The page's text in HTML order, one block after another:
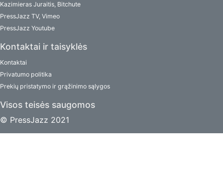
Kazimieras Juraitis, Bitchute
PressJazz TV, Vimeo
PressJazz Youtube
Kontaktai ir taisyklės
Kontaktai
Privatumo politika
Prekių pristatymo ir grąžinimo sąlygos
Visos teisės saugomos
© PressJazz 2021